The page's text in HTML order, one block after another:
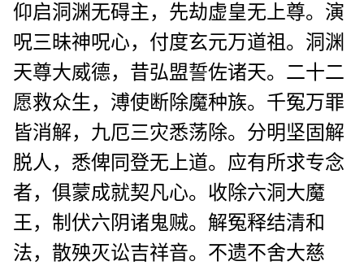
仰启洞渊无碍主，先劫虚皇无上尊。演
呪三昧神呪心，付度玄元万道祖。洞渊
天尊大威德，昔弘盟誓佐诸天。二十二
愿救众生，溥使断除魔种族。千冤万罪
皆消解，九厄三灾悉荡除。分明坚固解
脱人，悉俾同登无上道。应有所求专念
者，俱蒙成就契凡心。收除六洞大魔
王，制伏六阴诸鬼贼。解冤释结清和
法，散殃灭讼吉祥音。不遗不舍大慈